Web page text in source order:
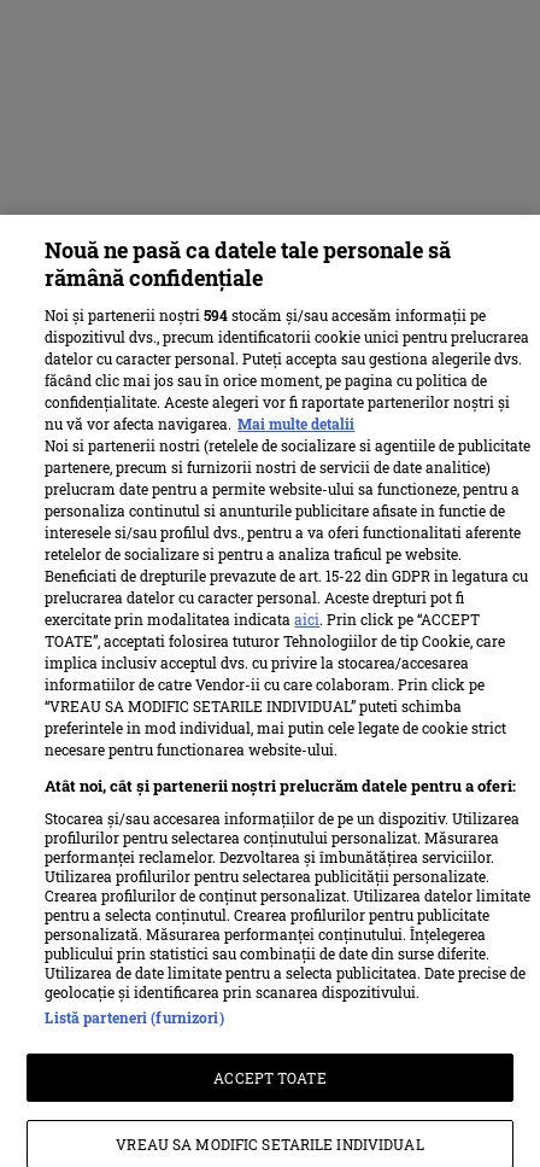
Termeni si conditii
Despre cookies
Politica de confidențialitate
Despre Unica
Echipa Unica
Sitemap
Contact
Retete culinare – Romanesti si din Bucataria internationala
Pariază responsabil! Decizia ONJN nr. 821/25.09.2025.
Jocurile de noroc sunt interzise minorilor.
© Ringier Romania, 2026
Nouă ne pasă ca datele tale personale să
rămână confidențiale
Noi și partenerii noștri594stocăm și/sau accesăm informații pe
dispozitivul dvs., precum identificatorii cookie unici pentru prelucrarea
datelor cu caracter personal. Puteți accepta sau gestiona alegerile dvs.
făcând clic mai jos sau în orice moment, pe pagina cu politica de
confidențialitate. Aceste alegeri vor fi raportate partenerilor noștri și
nu vă vor afecta navigarea. Mai multe detalii
Noi si partenerii nostri (retelele de socializare si agentiile de publicitate
partenere, precum si furnizorii nostri de servicii de date analitice)
prelucram date pentru a permite website-ului sa functioneze, pentru a
personaliza continutul si anunturile publicitare afisate in functie de
interesele si/sau profilul dvs., pentru a va oferi functionalitati aferente
retelelor de socializare si pentru a analiza traficul pe website.
Beneficiati de drepturile prevazute de art. 15-22 din GDPR in legatura cu
prelucrarea datelor cu caracter personal. Aceste drepturi pot fi
exercitate prin modalitatea indicataaici. Prin click pe “ACCEPT
TOATE”, acceptati folosirea tuturor Tehnologiilor de tip Cookie, care
implica inclusiv acceptul dvs. cu privire la stocarea/accesarea
informatiilor de catre Vendor-ii cu care colaboram. Prin click pe
“VREAU SA MODIFIC SETARILE INDIVIDUAL” puteti schimba
preferintele in mod individual, mai putin cele legate de cookie strict
necesare pentru functionarea website-ului.
Atât noi, cât și partenerii noștri prelucrăm datele pentru a oferi:
Stocarea și/sau accesarea informațiilor de pe un dispozitiv. Utilizarea
profilurilor pentru selectarea conținutului personalizat. Măsurarea
performanței reclamelor. Dezvoltarea și îmbunătățirea serviciilor.
Utilizarea profilurilor pentru selectarea publicității personalizate.
Crearea profilurilor de conținut personalizat. Utilizarea datelor limitate
pentru a selecta conținutul. Crearea profilurilor pentru publicitate
personalizată. Măsurarea performanței conținutului. Înțelegerea
publicului prin statistici sau combinații de date din surse diferite.
Utilizarea de date limitate pentru a selecta publicitatea. Date precise de
geolocație și identificarea prin scanarea dispozitivului.
Listă parteneri (furnizori)
ACCEPT TOATE
VREAU SA MODIFIC SETARILE INDIVIDUAL